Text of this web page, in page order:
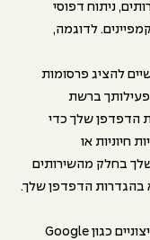
ניתוח דפוסי
לדוגמה,
להציג פרסומות
ברשת
הדפדפן שלך כדי
חיוניות או
שלך בחלק מהשירותים
בהגדרות הדפדפן שלך.
2.4 בנוסף, יערה קידר נעזרת בשירותי ניתוח חיצוניים כגון Google